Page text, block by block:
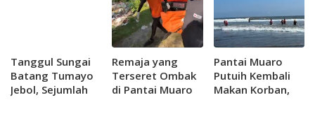
Tanggul Sungai
Batang Tumayo
Jebol, Sejumlah
Remaja yang
Terseret Ombak
di Pantai Muaro
Pantai Muaro
Putuih Kembali
Makan Korban,